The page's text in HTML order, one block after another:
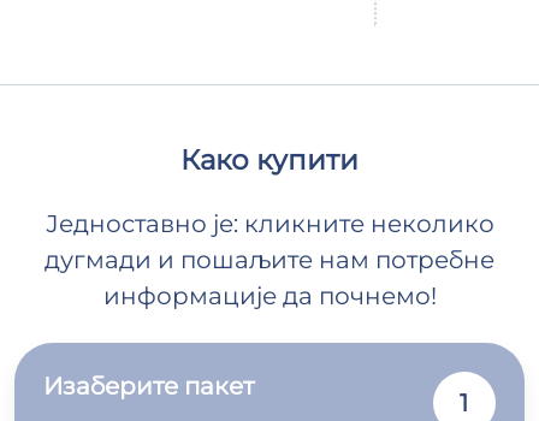
Како купити
Једноставно је: кликните неколико
дугмади и пошаљите нам потребне
информације да почнемо!
Изаберите пакет
1